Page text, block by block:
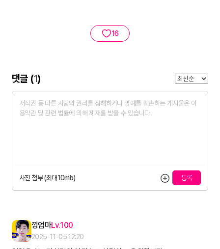
16
댓글 (1)
사진 첨부 (최대10mb)
낑엄마 100
2025-11-05 12:20